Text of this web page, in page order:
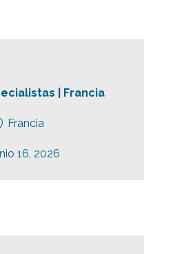
| Francia
Francia
16, 2026